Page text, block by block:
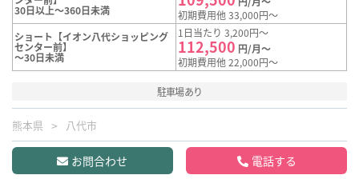
30日以上～360日未満
初期費用他 33,000円～
ショート【イオン八代ショッピング
センター前】
～30日未満
1日当たり 3,200円～
112,500 円/月～
初期費用他 22,000円～
駐車場あり
熊本県 八代市
お問合わせ 電話する